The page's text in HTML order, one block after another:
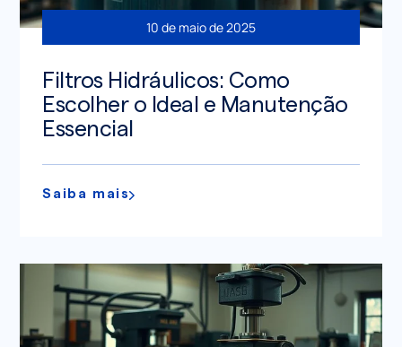
10 de maio de 2025
Filtros Hidráulicos: Como
Escolher o Ideal e Manutenção
Essencial
Saiba mais